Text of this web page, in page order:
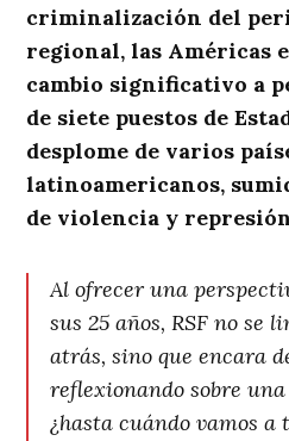
criminalización del
regional, las Américas
cambio significativo a
de siete puestos de
desplome de varios
latinoamericanos,
de violencia y
Al ofrecer una
sus 25 años, RSF no
atrás, sino que encara
reflexionando sobre
¿hasta cuándo vamos